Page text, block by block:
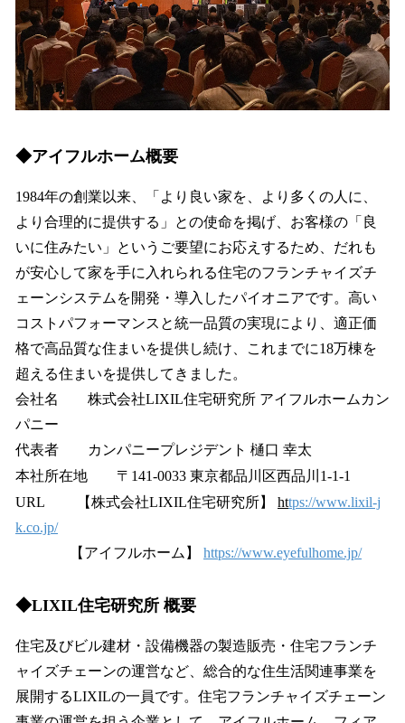
◆アイフルホーム概要
1984年の創業以来、「より良い家を、より多くの人に、
より合理的に提供する」との使命を掲げ、お客様の「良
いに住みたい」というご要望にお応えするため、だれも
が安心して家を手に入れられる住宅のフランチャイズチ
ェーンシステムを開発・導入したパイオニアです。高い
コストパフォーマンスと統一品質の実現により、適正価
格で高品質な住まいを提供し続け、これまでに18万棟を
超える住まいを提供してきました。
会社名 株式会社LIXIL住宅研究所 アイフルホームカン
パニー
代表者 カンパニープレジデント 樋口 幸太
本社所在地 〒141-0033 東京都品川区西品川1-1-1
URL 【株式会社LIXIL住宅研究所】 https://www.lixil-j
k.co.jp/
【アイフルホーム】 https://www.eyefulhome.jp/
◆LIXIL住宅研究所 概要
住宅及びビル建材・設備機器の製造販売・住宅フランチ
ャイズチェーンの運営など、総合的な住生活関連事業を
展開するLIXILの一員です。住宅フランチャイズチェーン